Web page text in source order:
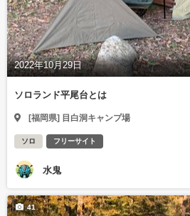
2022年10月29日
ソロランド平尾台とは
[福岡県] 目白洞キャンプ場
ソロ フリーサイト
水鬼
41